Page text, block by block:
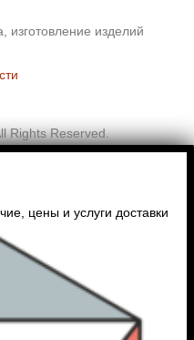
изделий
Rights Reserved.
цены и услуги доставки